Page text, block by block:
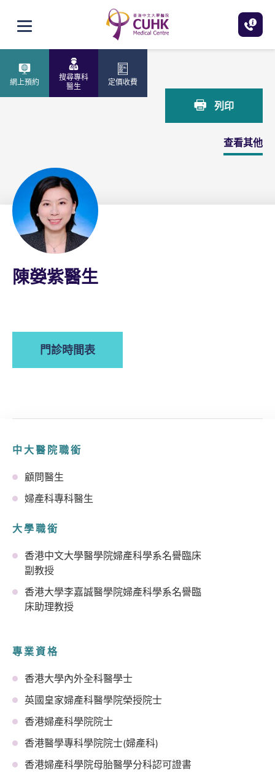
打開選單
網上預約
搜尋專科
醫生
定價收費
主頁 陳嫈紫醫生
列印
查看其他
陳嫈紫醫生
門診時間表
中大醫院職銜
顧問醫生
婦產科專科醫生
大學職銜
香港中文大學醫學院婦產科學系名譽臨床
副教授
香港大學李嘉誠醫學院婦產科學系名譽臨
床助理教授
專業資格
香港大學內外全科醫學士
英國皇家婦產科醫學院榮授院士
香港婦產科學院院士
香港醫學專科學院院士(婦產科)
香港婦產科學院母胎醫學分科認可證書